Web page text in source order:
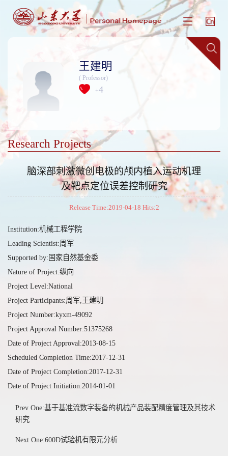
王建明
( Professor)
+4
Research Projects
脑深部刺激微创电极的颅内植入运动机理
及靶点定位误差控制研究
Release Time:2019-04-18 Hits:2
Institution:机械工程学院
Leading Scientist:周军
Supported by:国家自然基金委
Nature of Project:纵向
Project Level:National
Project Participants:周军,王建明
Project Number:kyxm-49092
Project Approval Number:51375268
Date of Project Approval:2013-08-15
Scheduled Completion Time:2017-12-31
Date of Project Completion:2017-12-31
Date of Project Initiation:2014-01-01
Prev One:基于基准流数字装备的机械产品装配精度管理及其技术
研究
Next One:600D试验机有限元分析